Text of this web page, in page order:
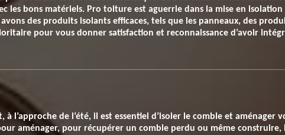
les bons matériels. Pro toiture est aguerrie dans la mise en isolation
des produits isolants efficaces, tels que les panneaux, des
pour vous donner satisfaction et reconnaissance d’avoir
à l’approche de l’été, il est essentiel d’isoler le comble et aménager
aménager, pour récupérer un comble perdu ou même construire,